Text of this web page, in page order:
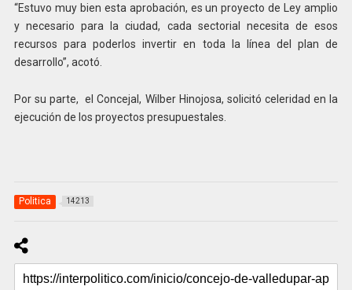
“Estuvo muy bien esta aprobación, es un proyecto de Ley amplio
y necesario para la ciudad, cada sectorial necesita de esos
recursos para poderlos invertir en toda la línea del plan de
desarrollo”, acotó.
Por su parte, el Concejal, Wilber Hinojosa, solicitó celeridad en la
ejecución de los proyectos presupuestales.
Politica 14213